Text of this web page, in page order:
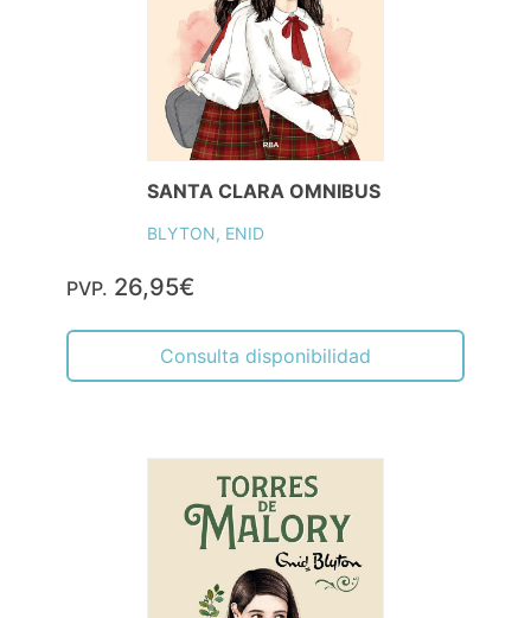
SANTA CLARA OMNIBUS
BLYTON, ENID
PVP. 26,95€
Consulta disponibilidad